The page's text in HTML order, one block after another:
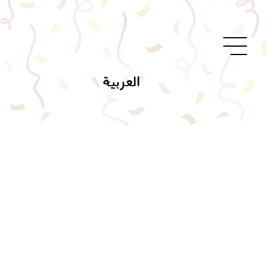
العربية